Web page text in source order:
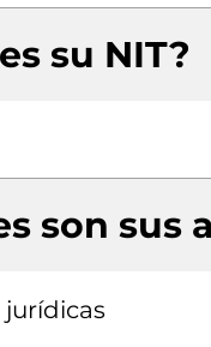
su NIT?
son sus